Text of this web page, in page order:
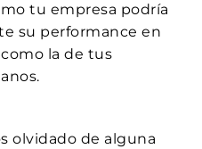
tu empresa podría
su performance en
la de tus
olvidado de alguna